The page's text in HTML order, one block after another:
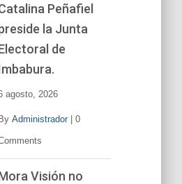
Peñafiel
la Junta
de
agosto, 2026
Administrador| 0
Visión no